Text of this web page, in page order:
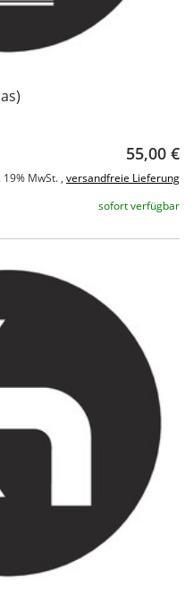
55,00 €
19% MwSt. , versandfreie Lieferung
sofort verfügbar